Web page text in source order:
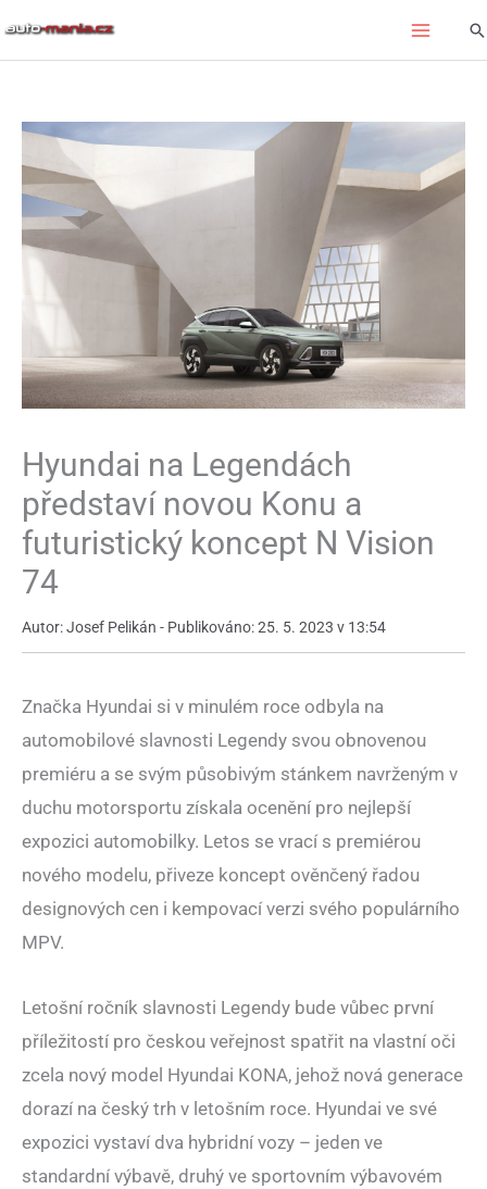
Hyundai na Legendách
představí novou Konu a
futuristický koncept N Vision
74
Autor: Josef Pelikán - Publikováno: 25. 5. 2023 v 13:54
Značka Hyundai si v minulém roce odbyla na
automobilové slavnosti Legendy svou obnovenou
premiéru a se svým působivým stánkem navrženým v
duchu motorsportu získala ocenění pro nejlepší
expozici automobilky. Letos se vrací s premiérou
nového modelu, přiveze koncept ověnčený řadou
designových cen i kempovací verzi svého populárního
MPV.
Letošní ročník slavnosti Legendy bude vůbec první
příležitostí pro českou veřejnost spatřit na vlastní oči
zcela nový model Hyundai KONA, jehož nová generace
dorazí na český trh v letošním roce. Hyundai ve své
expozici vystaví dva hybridní vozy – jeden ve
standardní výbavě, druhý ve sportovním výbavovém